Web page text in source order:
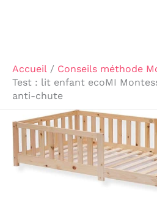
Accueil
Conseils méthode
Test : lit enfant ecoMI
anti-chute